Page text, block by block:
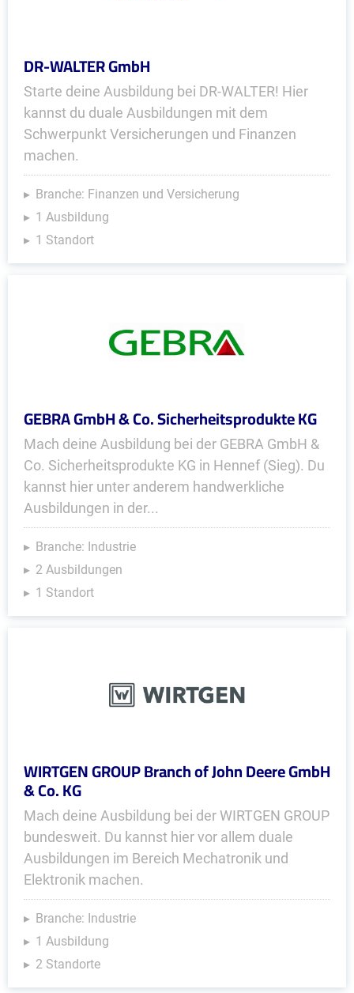
DR-WALTER GmbH
Starte deine Ausbildung bei DR-WALTER! Hier
kannst du duale Ausbildungen mit dem
Schwerpunkt Versicherungen und Finanzen
machen.
Branche: Finanzen und Versicherung
1 Ausbildung
1 Standort
GEBRA GmbH & Co. Sicherheitsprodukte KG
Mach deine Ausbildung bei der GEBRA GmbH &
Co. Sicherheitsprodukte KG in Hennef (Sieg). Du
kannst hier unter anderem handwerkliche
Ausbildungen in der...
Branche: Industrie
2 Ausbildungen
1 Standort
WIRTGEN GROUP Branch of John Deere GmbH
& Co. KG
Mach deine Ausbildung bei der WIRTGEN GROUP
bundesweit. Du kannst hier vor allem duale
Ausbildungen im Bereich Mechatronik und
Elektronik machen.
Branche: Industrie
1 Ausbildung
2 Standorte